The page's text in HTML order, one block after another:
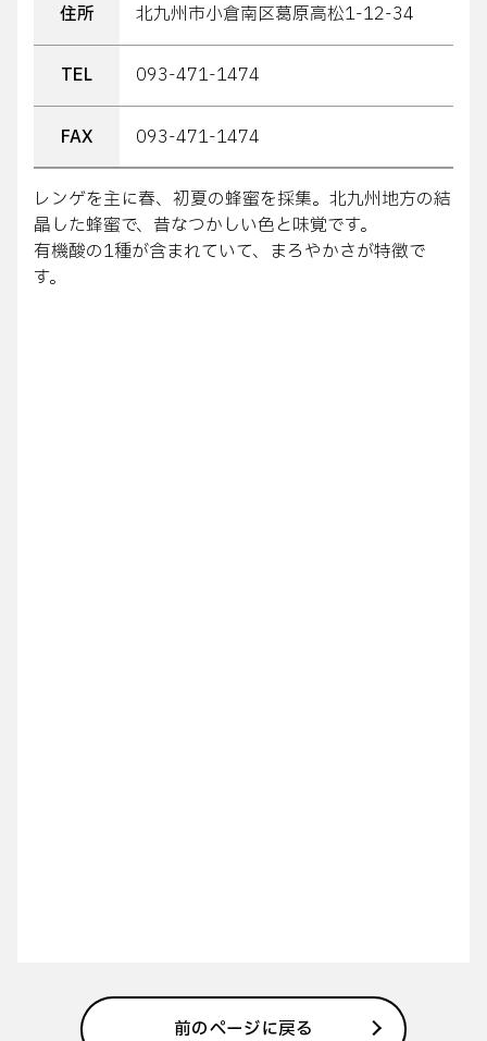
住所 北九州市小倉南区葛原高松1-12-34
TEL 093-471-1474
FAX 093-471-1474
レンゲを主に春、初夏の蜂蜜を採集。北九州地方の結
晶した蜂蜜で、昔なつかしい色と味覚です。
有機酸の1種が含まれていて、まろやかさが特徴で
す。
前のページに戻る